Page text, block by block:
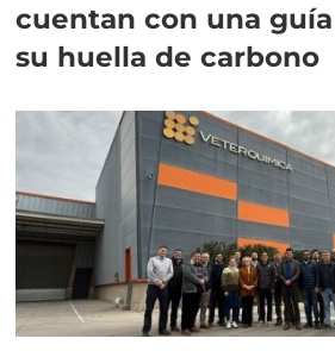
cuentan con una
su huella de carbono